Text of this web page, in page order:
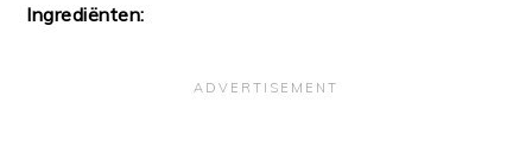
Ingrediënten: